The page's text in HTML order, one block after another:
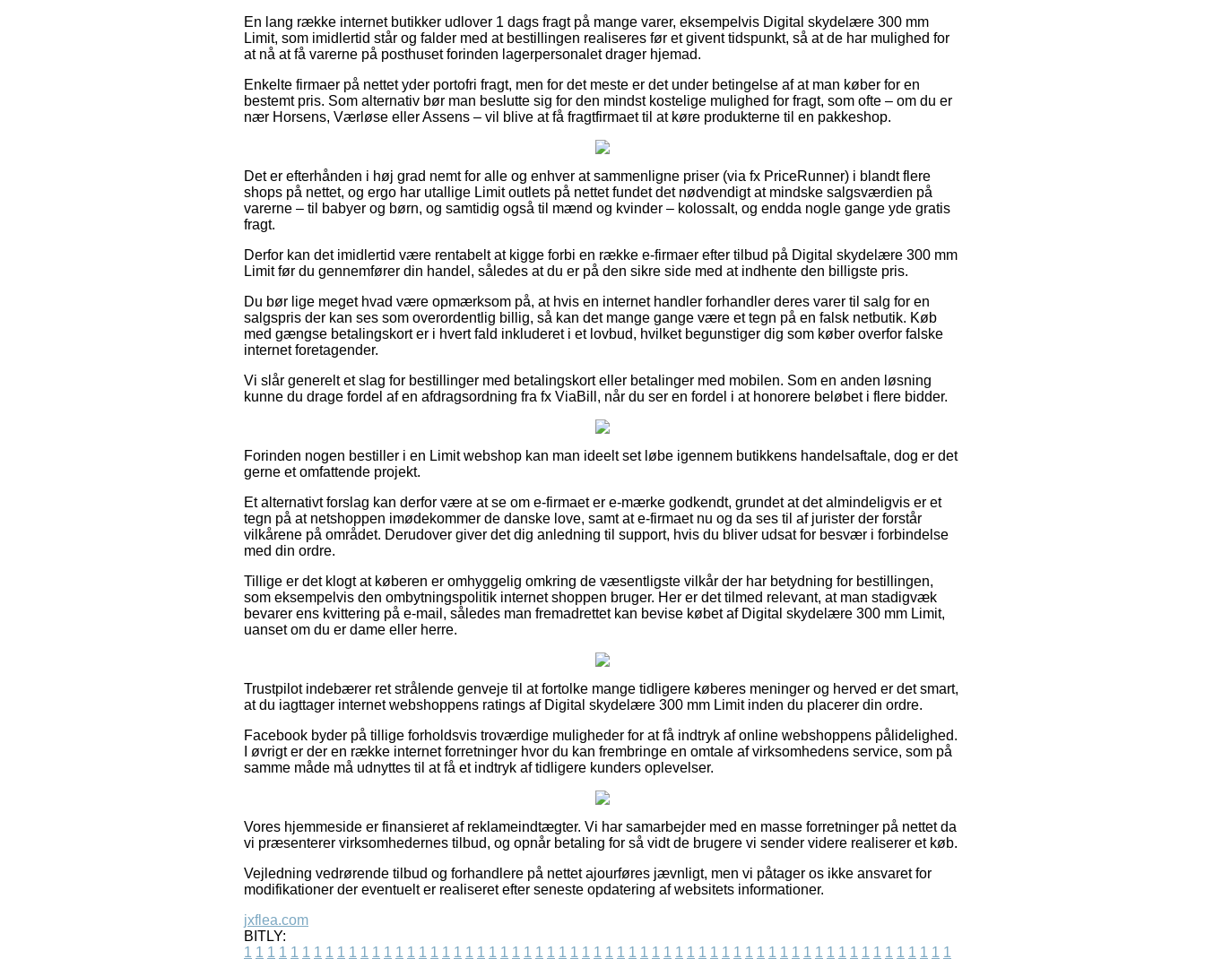
En lang række internet butikker udlover 1 dags fragt på mange varer, eksempelvis Digital skydelære 300 mm
Limit, som imidlertid står og falder med at bestillingen realiseres før et givent tidspunkt, så at de har mulighed for
at nå at få varerne på posthuset forinden lagerpersonalet drager hjemad.
Enkelte firmaer på nettet yder portofri fragt, men for det meste er det under betingelse af at man køber for en
bestemt pris. Som alternativ bør man beslutte sig for den mindst kostelige mulighed for fragt, som ofte – om du er
nær Horsens, Værløse eller Assens – vil blive at få fragtfirmaet til at køre produkterne til en pakkeshop.
Det er efterhånden i høj grad nemt for alle og enhver at sammenligne priser (via fx PriceRunner) i blandt flere
shops på nettet, og ergo har utallige Limit outlets på nettet fundet det nødvendigt at mindske salgsværdien på
varerne – til babyer og børn, og samtidig også til mænd og kvinder – kolossalt, og endda nogle gange yde gratis
fragt.
Derfor kan det imidlertid være rentabelt at kigge forbi en række e-firmaer efter tilbud på Digital skydelære 300 mm
Limit før du gennemfører din handel, således at du er på den sikre side med at indhente den billigste pris.
Du bør lige meget hvad være opmærksom på, at hvis en internet handler forhandler deres varer til salg for en
salgspris der kan ses som overordentlig billig, så kan det mange gange være et tegn på en falsk netbutik. Køb
med gængse betalingskort er i hvert fald inkluderet i et lovbud, hvilket begunstiger dig som køber overfor falske
internet foretagender.
Vi slår generelt et slag for bestillinger med betalingskort eller betalinger med mobilen. Som en anden løsning
kunne du drage fordel af en afdragsordning fra fx ViaBill, når du ser en fordel i at honorere beløbet i flere bidder.
Forinden nogen bestiller i en Limit webshop kan man ideelt set løbe igennem butikkens handelsaftale, dog er det
gerne et omfattende projekt.
Et alternativt forslag kan derfor være at se om e-firmaet er e-mærke godkendt, grundet at det almindeligvis er et
tegn på at netshoppen imødekommer de danske love, samt at e-firmaet nu og da ses til af jurister der forstår
vilkårene på området. Derudover giver det dig anledning til support, hvis du bliver udsat for besvær i forbindelse
med din ordre.
Tillige er det klogt at køberen er omhyggelig omkring de væsentligste vilkår der har betydning for bestillingen,
som eksempelvis den ombytningspolitik internet shoppen bruger. Her er det tilmed relevant, at man stadigvæk
bevarer ens kvittering på e-mail, således man fremadrettet kan bevise købet af Digital skydelære 300 mm Limit,
uanset om du er dame eller herre.
Trustpilot indebærer ret strålende genveje til at fortolke mange tidligere køberes meninger og herved er det smart,
at du iagttager internet webshoppens ratings af Digital skydelære 300 mm Limit inden du placerer din ordre.
Facebook byder på tillige forholdsvis troværdige muligheder for at få indtryk af online webshoppens pålidelighed.
I øvrigt er der en række internet forretninger hvor du kan frembringe en omtale af virksomhedens service, som på
samme måde må udnyttes til at få et indtryk af tidligere kunders oplevelser.
Vores hjemmeside er finansieret af reklameindtægter. Vi har samarbejder med en masse forretninger på nettet da
vi præsenterer virksomhedernes tilbud, og opnår betaling for så vidt de brugere vi sender videre realiserer et køb.
Vejledning vedrørende tilbud og forhandlere på nettet ajourføres jævnligt, men vi påtager os ikke ansvaret for
modifikationer der eventuelt er realiseret efter seneste opdatering af websitets informationer.
jxflea.com
BITLY:
1 1 1 1 1 1 1 1 1 1 1 1 1 1 1 1 1 1 1 1 1 1 1 1 1 1 1 1 1 1 1 1 1 1 1 1 1 1 1 1 1 1 1 1 1 1 1 1 1 1 1 1 1 1 1 1 1 1 1 1 1